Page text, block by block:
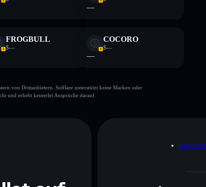
—
FROGBULL
$—
COCORO
$—
—
von Drittanbietern. Solflare unterstützt keine Marken oder
und erhebt keinerlei Ansprüche darauf.